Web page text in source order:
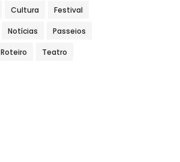
Cultura Festival
Notícias Passeios
Roteiro Teatro